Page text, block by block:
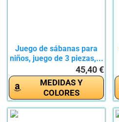
Juego de sábanas para
niños, juego de 3 piezas,...
45,40 €
MEDIDAS Y
COLORES